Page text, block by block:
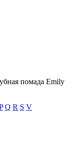
помада Emily
Q R S V